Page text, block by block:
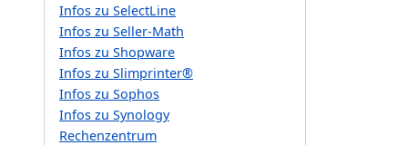
Infos zu SelectLine
Infos zu Seller-Math
Infos zu Shopware
Infos zu Slimprinter®
Infos zu Sophos
Infos zu Synology
Rechenzentrum